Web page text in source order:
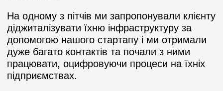
На одному з пітчів ми запропонували клієнту
діджиталізувати їхню інфраструктуру за
допомогою нашого стартапу і ми отримали
дуже багато контактів та почали з ними
працювати, оцифровуючи процеси на їхніх
підприємствах.